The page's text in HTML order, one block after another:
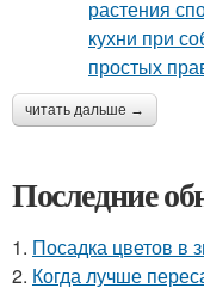
читать дальше →
Последние
1. Посадка цветов в
2. Когда лучше